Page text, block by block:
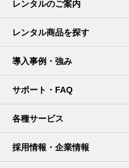
レンタルのご案内
レンタル商品を探す
導入事例・強み
サポート・FAQ
各種サービス
採用情報・企業情報